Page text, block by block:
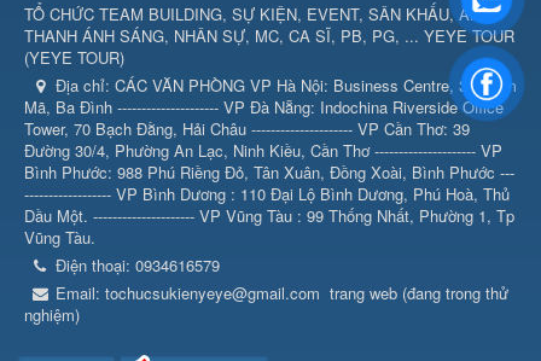
TỔ CHỨC TEAM BUILDING, SỰ KIỆN, EVENT, SÂN KHẤU, ÂM
THANH ÁNH SÁNG, NHÂN SỰ, MC, CA SĨ, PB, PG, ... YEYE TOUR
(YEYE TOUR)
Địa chỉ: CÁC VĂN PHÒNG VP Hà Nội: Business Centre, 360 Kim
Mã, Ba Đình --------------------- VP Đà Nẵng: Indochina Riverside Office
Tower, 70 Bạch Đằng, Hải Châu --------------------- VP Cần Thơ: 39
Đường 30/4, Phường An Lạc, Ninh Kiều, Cần Thơ --------------------- VP
Bình Phước: 988 Phú Riềng Đỏ, Tân Xuân, Đồng Xoài, Bình Phước ---
------------------ VP Bình Dương : 110 Đại Lộ Bình Dương, Phú Hoà, Thủ
Dầu Một. --------------------- VP Vũng Tàu : 99 Thống Nhất, Phường 1, Tp
Vũng Tàu.
Điện thoại: 0934616579
Email: tochucsukienyeye@gmail.com trang web (đang trong thử
nghiệm)